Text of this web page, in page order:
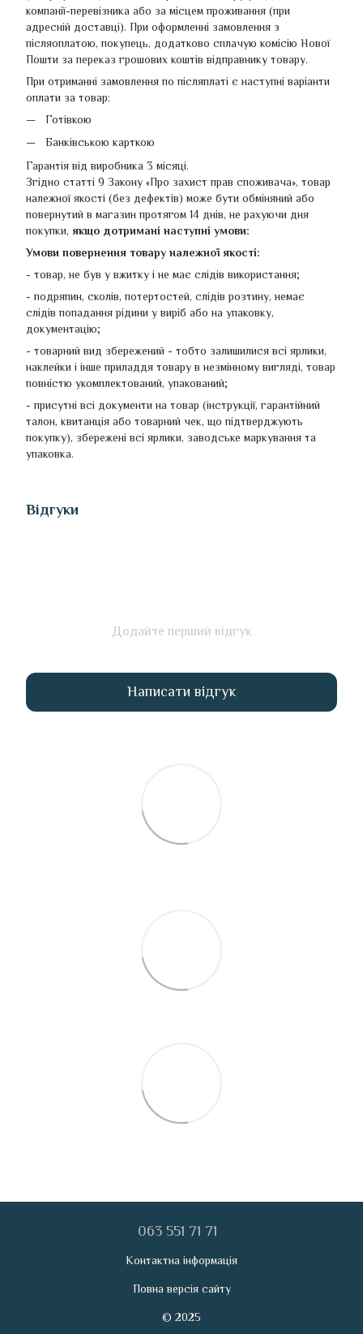
компанії-перевізника або за місцем проживання (при
адресній доставці). При оформленні замовлення з
післяоплатою, покупець, додатково сплачую комісію Нової
Пошти за переказ грошових коштів відправнику товару.
При отриманні замовлення по післяплаті є наступні варіанти
оплати за товар:
Готівкою
Банківською карткою
Гарантія від виробника 3 місяці.
Згідно статті 9 Закону «Про захист прав споживача», товар
належної якості (без дефектів) може бути обміняний або
повернутий в магазин протягом 14 днів, не рахуючи дня
покупки, якщо дотримані наступні умови:
Умови повернення товару належної якості:
- товар, не був у вжитку і не має слідів використання;
- подряпин, сколів, потертостей, слідів розтину, немає
слідів попадання рідини у виріб або на упаковку,
документацію;
- товарний вид збережений - тобто залишилися всі ярлики,
наклейки і інше приладдя товару в незмінному вигляді, товар
повністю укомплектований, упакований;
- присутні всі документи на товар (інструкції, гарантійний
талон, квитанція або товарний чек, що підтверджують
покупку), збережені всі ярлики, заводське маркування та
упаковка.
Відгуки
Додайте перший відгук
Написати відгук
063 551 71 71
Контактна інформація
Повна версія сайту
© 2025